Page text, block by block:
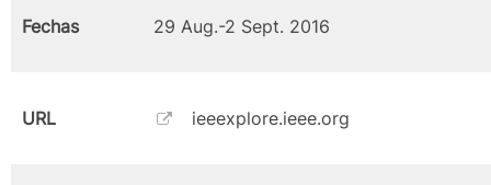
Fechas 29 Aug.-2 Sept. 2016
URL ieeexplore.ieee.org